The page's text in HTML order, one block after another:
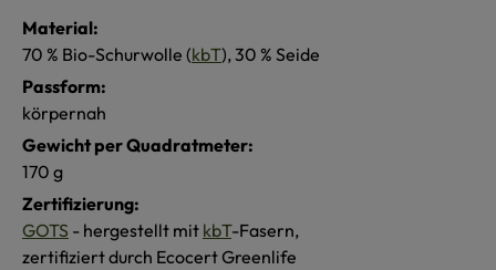
Material:
70 % Bio-Schurwolle (kbT), 30 % Seide
Passform:
körpernah
Gewicht per Quadratmeter:
170 g
Zertifizierung:
GOTS - hergestellt mit kbT-Fasern,
zertifiziert durch Ecocert Greenlife